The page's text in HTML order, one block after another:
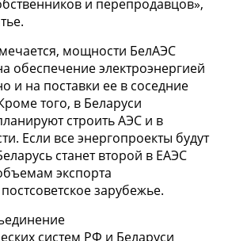
и перепродавцов»,
мощности БелАЭС
обеспечение электроэнергией
и на поставки ее в соседние
того, в Беларуси
строить АЭС и в
Если все энергопроекты будут
станет второй в ЕАЭС
экспорта
зарубежье.
систем РФ и Беларуси